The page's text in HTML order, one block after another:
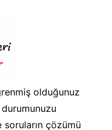
olduğunuz
çözümü